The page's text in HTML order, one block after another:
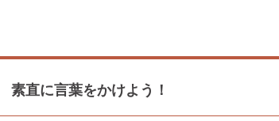
素直に言葉をかけよう！